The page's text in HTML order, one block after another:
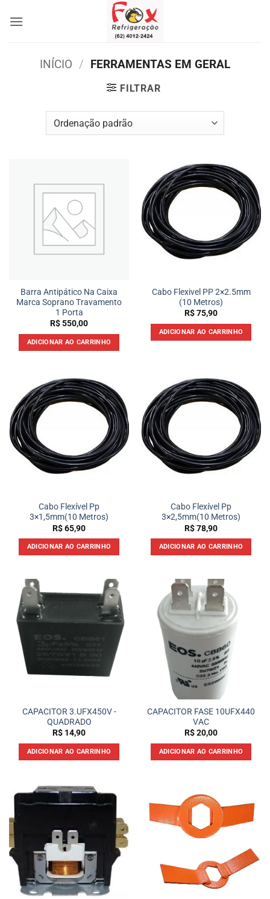
INÍCIO / FERRAMENTAS EM GERAL
FILTRAR
Barra Antipático Na Caixa
Marca Soprano Travamento
1 Porta
R$550,00
ADICIONAR AO CARRINHO
Cabo Flexivel PP 2×2.5mm
(10 Metros)
R$75,90
ADICIONAR AO CARRINHO
Cabo Flexível Pp
3×1,5mm(10 Metros)
R$65,90
ADICIONAR AO CARRINHO
Cabo Flexível Pp
3×2,5mm(10 Metros)
R$78,90
ADICIONAR AO CARRINHO
CAPACITOR 3.UFX450V -
QUADRADO
R$ 14,90
ADICIONAR AO CARRINHO
CAPACITOR FASE 10UFX440
VAC
R$20,00
ADICIONAR AO CARRINHO